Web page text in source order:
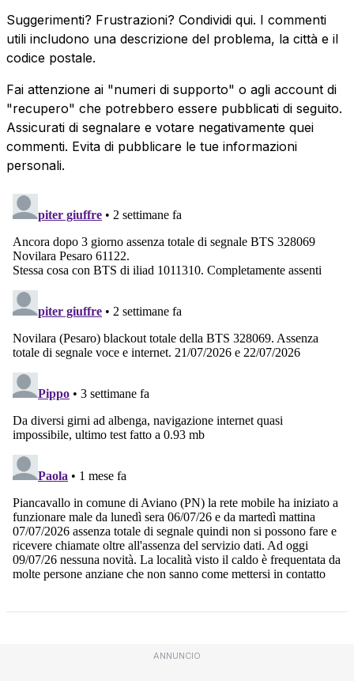
Suggerimenti? Frustrazioni? Condividi qui. I commenti
utili includono una descrizione del problema, la città e il
codice postale.
Fai attenzione ai "numeri di supporto" o agli account di
"recupero" che potrebbero essere pubblicati di seguito.
Assicurati di segnalare e votare negativamente quei
commenti. Evita di pubblicare le tue informazioni
personali.
ANNUNCIO